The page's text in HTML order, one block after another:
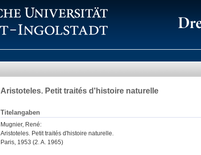
Aristoteles. Petit traités d'histoire naturelle
Titelangaben
Mugnier, René:
Aristoteles. Petit traités d'histoire naturelle.
Paris, 1953 (2. A. 1965)